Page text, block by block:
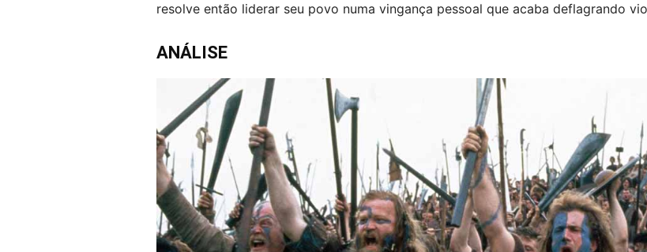
resolve então liderar seu povo numa vingança pessoal que acaba deflagrando
ANÁLISE